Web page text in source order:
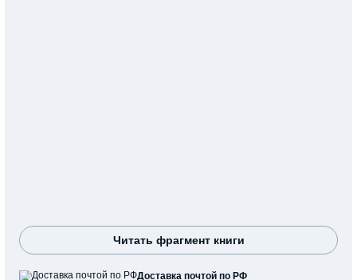
Читать фрагмент книги
Доставка почтой по РФ